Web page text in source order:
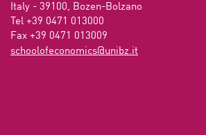
Italy - 39100, Bozen-Bolzano
Tel +39 0471 013000
Fax +39 0471 013009
ti.zbinu@scimonocefoloohcs